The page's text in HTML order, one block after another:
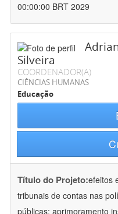
00:00:00 BRT 2029
Silveira
COORDENADOR(A)
CIÊNCIAS HUMANAS
Educação
Título do Projeto:efeitos
tribunais de contas nas
públicas: aprimoramento